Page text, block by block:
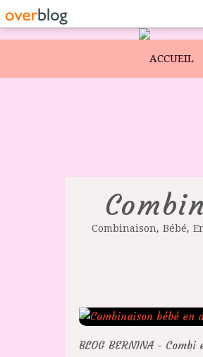
ACCUEIL
Combinaison, Bébé,
BLOG BERNINA -